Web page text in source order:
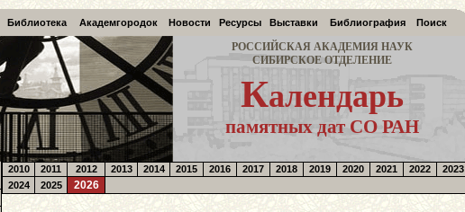
Библиотека Академгородок Новости Ресурсы Выставки Библиография Поиск
РОССИЙСКАЯ АКАДЕМИЯ НАУК
СИБИРСКОЕ ОТДЕЛЕНИЕ
Календарь
памятных дат СО РАН
2010 2011 2012 2013 2014 2015 2016 2017 2018 2019 2020 2021 2022
2023
2024
2025 2026